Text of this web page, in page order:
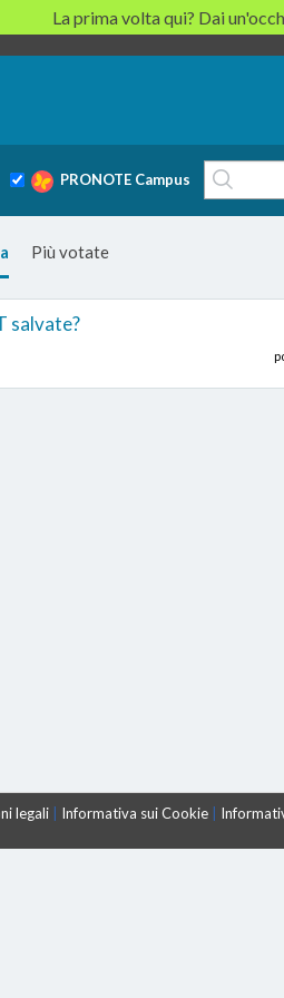
PRONOTE Campus
Più votate
salvate?
legali Informativa sui Cookie
La prima volta qui? Dai